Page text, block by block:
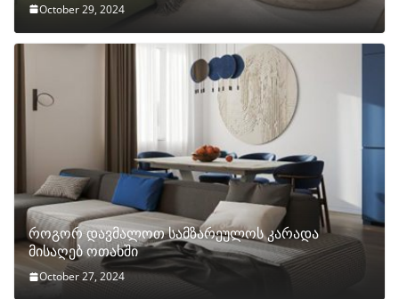
October 29, 2024
როგორ დავმალოთ სამზარეულოს კარადა
მისაღებ ოთახში
October 27, 2024